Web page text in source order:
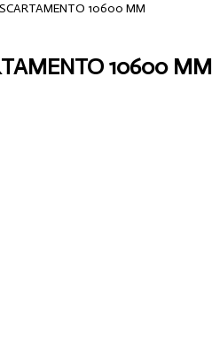
10600 MM
10600 MM